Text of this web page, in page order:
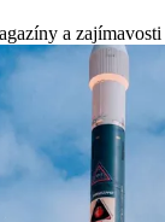
a zajímavosti